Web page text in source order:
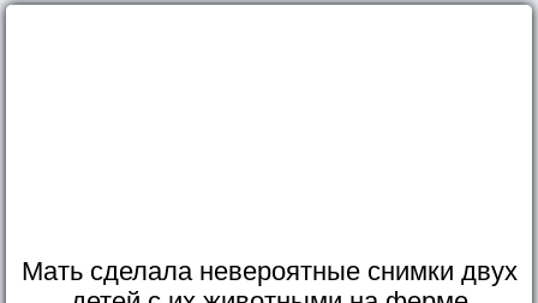
Мать сделала невероятные снимки двух